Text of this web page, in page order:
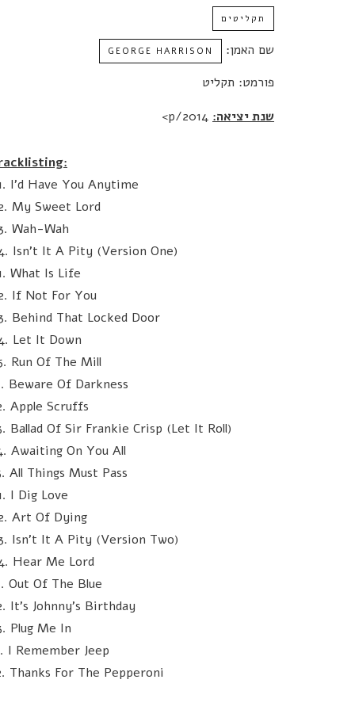
תקליטים
שם האמן: GEORGE HARRISON
פורמט: תקליט
שנת יציאה:
I'd Have You Anytime
My Sweet Lord
Wah-Wah
Isn't It A Pity (Version One)
What Is Life
If Not For You
Behind That Locked Door
Let It Down
Run Of The Mill
Beware Of Darkness
Apple Scruffs
Ballad Of Sir Frankie Crisp (Let It Roll)
Awaiting On You All
All Things Must Pass
I Dig Love
Art Of Dying
Isn't It A Pity (Version Two)
Hear Me Lord
Out Of The Blue
It's Johnny's Birthday
Plug Me In
I Remember Jeep
Thanks For The Pepperoni